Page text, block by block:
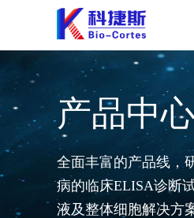
产品中
全面丰富的产品线，
病的临床ELISA诊断
液及整体细胞解决方